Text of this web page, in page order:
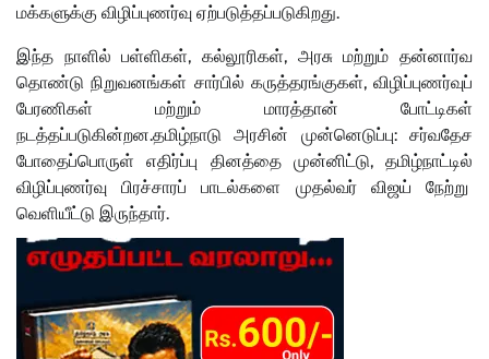
மக்களுக்கு விழிப்புணர்வு ஏற்படுத்தப்படுகிறது.
இந்த நாளில் பள்ளிகள், கல்லூரிகள், அரசு மற்றும் தன்னார்வ
தொண்டு நிறுவனங்கள் சார்பில் கருத்தரங்குகள், விழிப்புணர்வுப்
பேரணிகள் மற்றும் மாரத்தான் போட்டிகள்
நடத்தப்படுகின்றன.தமிழ்நாடு அரசின் முன்னெடுப்பு: சர்வதேச
போதைப்பொருள் எதிர்ப்பு தினத்தை முன்னிட்டு, தமிழ்நாட்டில்
விழிப்புணர்வு பிரச்சாரப் பாடல்களை முதல்வர் விஜய் நேற்று
வெளியீட்டு இருந்தார்.